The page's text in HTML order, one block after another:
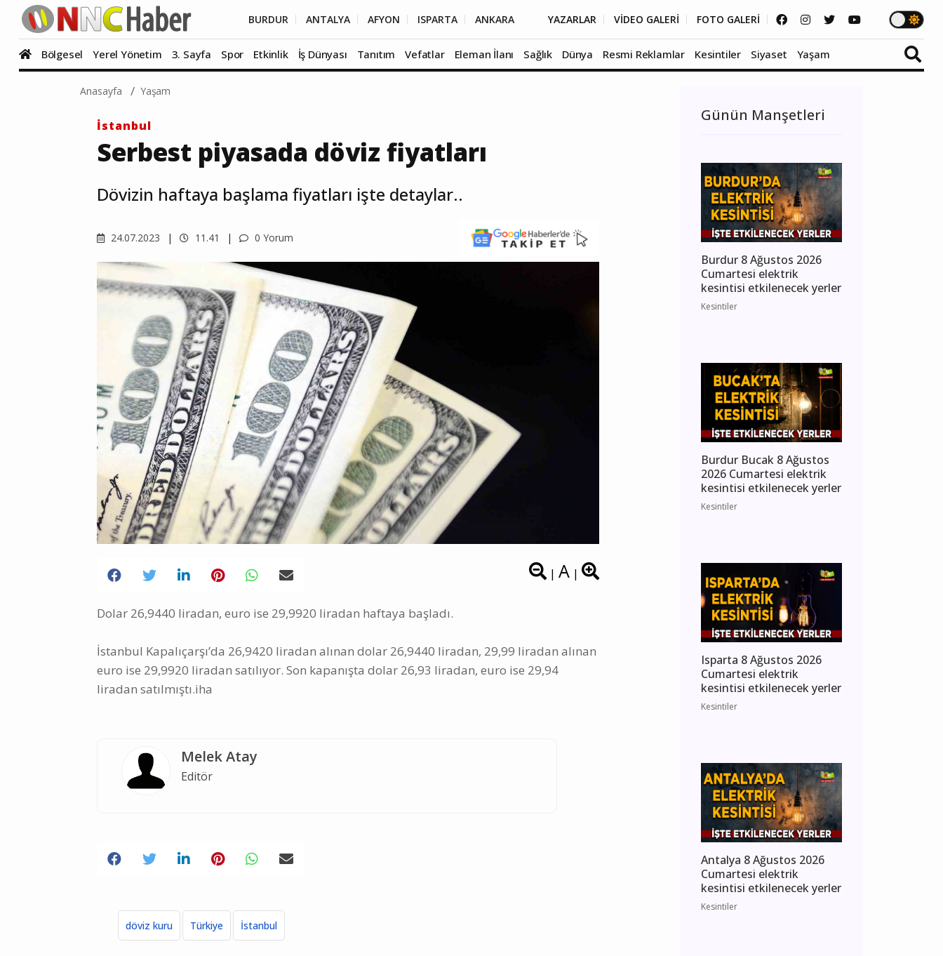
BURDUR ANTALYA AFYON ISPARTA ANKARA YAZARLAR VİDEO GALERİ FOTO GALERİ
Bölgesel Yerel Yönetim 3. Sayfa Spor Etkinlik İş Dünyası Tanıtım Vefatlar Eleman İlanı Sağlık Dünya Resmi Reklamlar Kesintiler Siyaset Yaşam
Anasayfa Yaşam
İstanbul
Serbest piyasada döviz fiyatları
Dövizin haftaya başlama fiyatları işte detaylar..
24.07.2023 11.41 0 Yorum
| A|
Dolar 26,9440 liradan, euro ise 29,9920 liradan haftaya başladı.
İstanbul Kapalıçarşı’da 26,9420 liradan alınan dolar 26,9440 liradan, 29,99 liradan alınan
euro ise 29,9920 liradan satılıyor. Son kapanışta dolar 26,93 liradan, euro ise 29,94
liradan satılmıştı.iha
Melek Atay
Editör
döviz kuru Türkiye İstanbul
Günün Manşetleri
Burdur 8 Ağustos 2026
Cumartesi elektrik
kesintisi etkilenecek yerler
Kesintiler
Burdur Bucak 8 Ağustos
2026 Cumartesi elektrik
kesintisi etkilenecek yerler
Kesintiler
Isparta 8 Ağustos 2026
Cumartesi elektrik
kesintisi etkilenecek yerler
Kesintiler
Antalya 8 Ağustos 2026
Cumartesi elektrik
kesintisi etkilenecek yerler
Kesintiler